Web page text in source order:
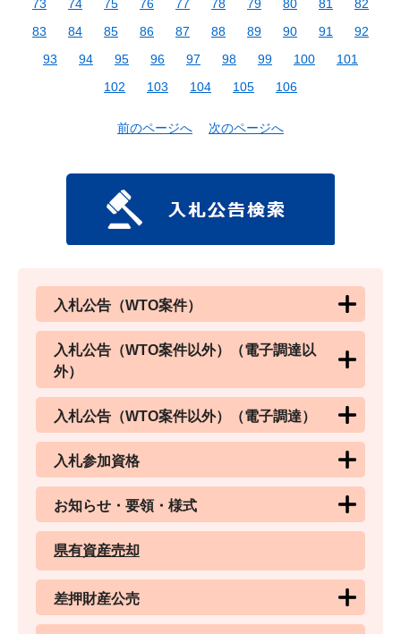
73
74 75 76 77 78 79 80 81
82
83
84 85 86 87 88 89 90 91
92
93
94 95 96 97 98 99 100
101
102
103 104 105 106
前のページへ 次のページへ
入札公告（WTO案件）
入札公告（WTO案件以外）（電子調達以
外）
入札公告（WTO案件以外）（電子調達）
入札参加資格
お知らせ・要領・様式
県有資産売却
差押財産公売